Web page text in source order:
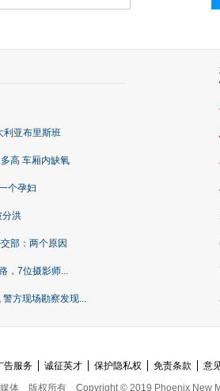
利亚布里斯班
高 车厢内缺氧
个孕妇
分洪
部：两个原因
，7位摄影师...
方现场勘察发现...
告服务 诚征英才 保护隐私权 免责条款 意
体
版权所有 Copyright © 2019 Phoenix New